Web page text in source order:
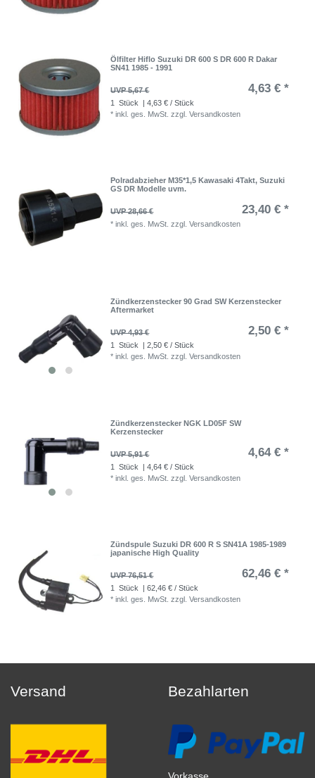
Ölfilter Hiflo Suzuki DR 600 S DR 600 R Dakar
SN41 1985 - 1991
UVP 5,67 € 4,63 € *
1 Stück
| 4,63 € / Stück
*inkl. ges. MwSt. zzgl.Versandkosten
Polradabzieher M35*1,5 Kawasaki 4Takt, Suzuki
GS DR Modelle uvm.
UVP 28,66 € 23,40 € *
*inkl. ges. MwSt. zzgl.Versandkosten
Zündkerzenstecker 90 Grad SW Kerzenstecker
Aftermarket
UVP 4,93 € 2,50 € *
1 Stück
| 2,50 € / Stück
*inkl. ges. MwSt. zzgl.Versandkosten
Zündkerzenstecker NGK LD05F SW
Kerzenstecker
UVP 5,91 € 4,64 € *
1 Stück
| 4,64 € / Stück
*inkl. ges. MwSt. zzgl.Versandkosten
Zündspule Suzuki DR 600 R S SN41A 1985-1989
japanische High Quality
UVP 76,51 € 62,46 € *
1 Stück
| 62,46 € / Stück
*inkl. ges. MwSt. zzgl.Versandkosten
Versand Bezahlarten
Vorkasse